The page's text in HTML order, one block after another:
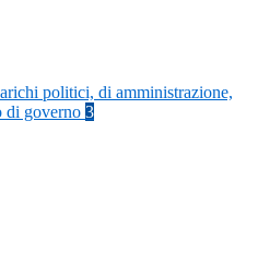
politici, di amministrazione,
di governo 3